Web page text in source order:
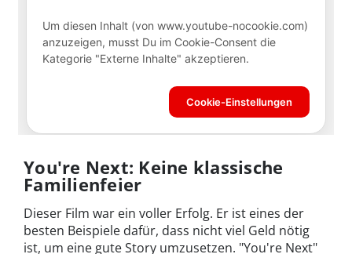
You're Next: Keine klassische
Familienfeier
Dieser Film war ein voller Erfolg. Er ist eines der
besten Beispiele dafür, dass nicht viel Geld nötig
ist, um eine gute Story umzusetzen. "You're Next"